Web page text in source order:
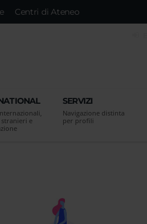
Centri di Ateneo
e
SERVIZI
Navigazione distinta
per profili